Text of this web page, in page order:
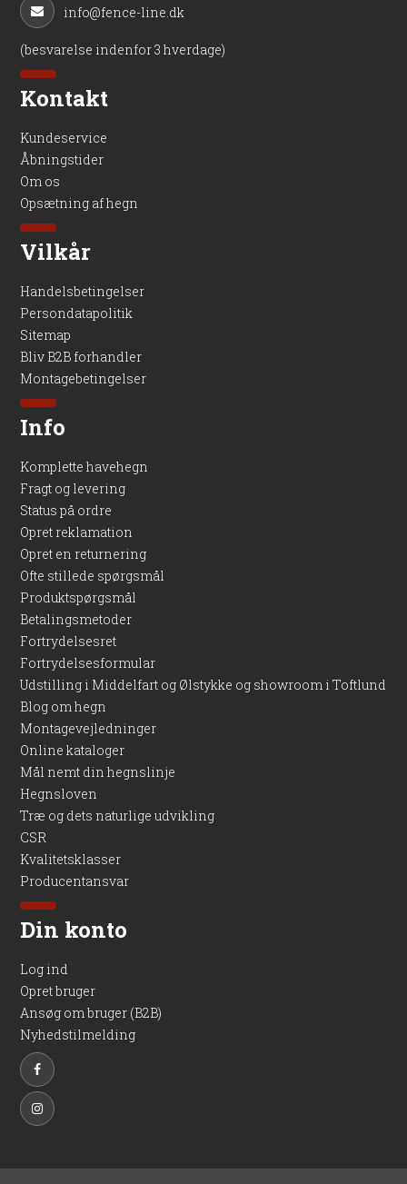
info@fence-line.dk
(besvarelse indenfor 3 hverdage)
Kontakt
Kundeservice
Åbningstider
Om os
Opsætning af hegn
Vilkår
Handelsbetingelser
Persondatapolitik
Sitemap
Bliv B2B forhandler
Montagebetingelser
Info
Komplette havehegn
Fragt og levering
Status på ordre
Opret reklamation
Opret en returnering
Ofte stillede spørgsmål
Produktspørgsmål
Betalingsmetoder
Fortrydelsesret
Fortrydelsesformular
Udstilling i Middelfart og Ølstykke og showroom i Toftlund
Blog om hegn
Montagevejledninger
Online kataloger
Mål nemt din hegnslinje
Hegnsloven
Træ og dets naturlige udvikling
CSR
Kvalitetsklasser
Producentansvar
Din konto
Log ind
Opret bruger
Ansøg om bruger (B2B)
Nyhedstilmelding